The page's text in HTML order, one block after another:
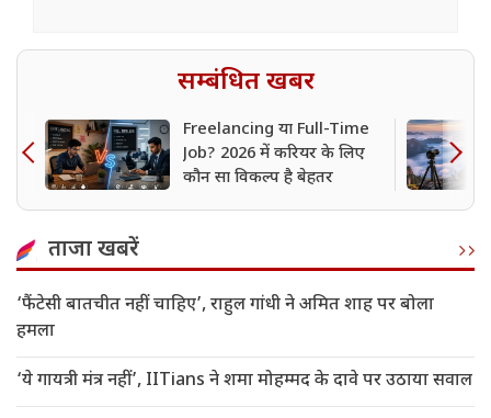
सम्बंधित खबर
Freelancing या Full-Time
Job? 2026 में करियर के लिए
कौन सा विकल्प है बेहतर
ताजा खबरें
‘फैंटेसी बातचीत नहीं चाहिए’, राहुल गांधी ने अमित शाह पर बोला
हमला
‘ये गायत्री मंत्र नहीं’, IITians ने शमा मोहम्मद के दावे पर उठाया सवाल